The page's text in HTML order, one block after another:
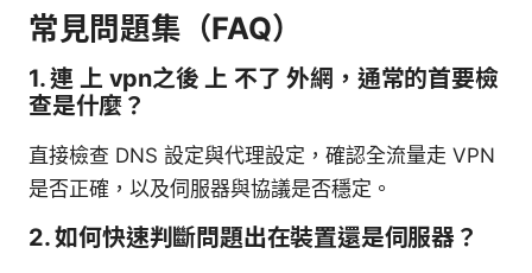
常見問題集（FAQ）
1. 連 上 vpn之後 上 不了 外網，通常的首要檢
查是什麼？
直接檢查 DNS 設定與代理設定，確認全流量走 VPN
是否正確，以及伺服器與協議是否穩定。
2. 如何快速判斷問題出在裝置還是伺服器？